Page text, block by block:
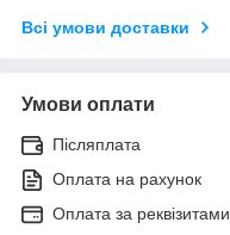
Всі умови доставки
Умови оплати
Післяплата
Оплата на рахунок
Оплата за реквізитами